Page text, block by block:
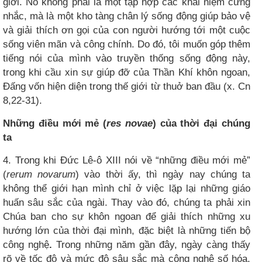
nhắc, mà là một kho tàng chân lý sống động giúp bảo vệ
và giải thích ơn gọi của con người hướng tới một cuộc
sống viên mãn và công chính. Do đó, tôi muốn góp thêm
tiếng nói của mình vào truyền thống sống động này,
trong khi cầu xin sự giúp đỡ của Thần Khí khôn ngoan,
Đấng vốn hiện diện trong thế giới từ thuở ban đầu (x. Cn
8,22-31).
Những điều mới mẻ (res novae) của thời đại chúng
ta
4. Trong khi Đức Lê-ô XIII nói về “những điều mới mẻ”
(rerum novarum) vào thời ấy, thì ngày nay chúng ta
không thể giới hạn mình chỉ ở việc lặp lại những giáo
huấn sâu sắc của ngài. Thay vào đó, chúng ta phải xin
Chúa ban cho sự khôn ngoan để giải thích những xu
hướng lớn của thời đại mình, đặc biệt là những tiến bộ
công nghệ. Trong những năm gần đây, ngày càng thấy
rõ về tốc độ và mức độ sâu sắc mà công nghệ số hóa,